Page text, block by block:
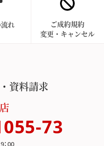
れ
ご成約規約
変更・キャンセル
資料請求
73
：00